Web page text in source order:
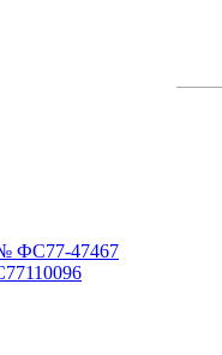
ФС77-47467